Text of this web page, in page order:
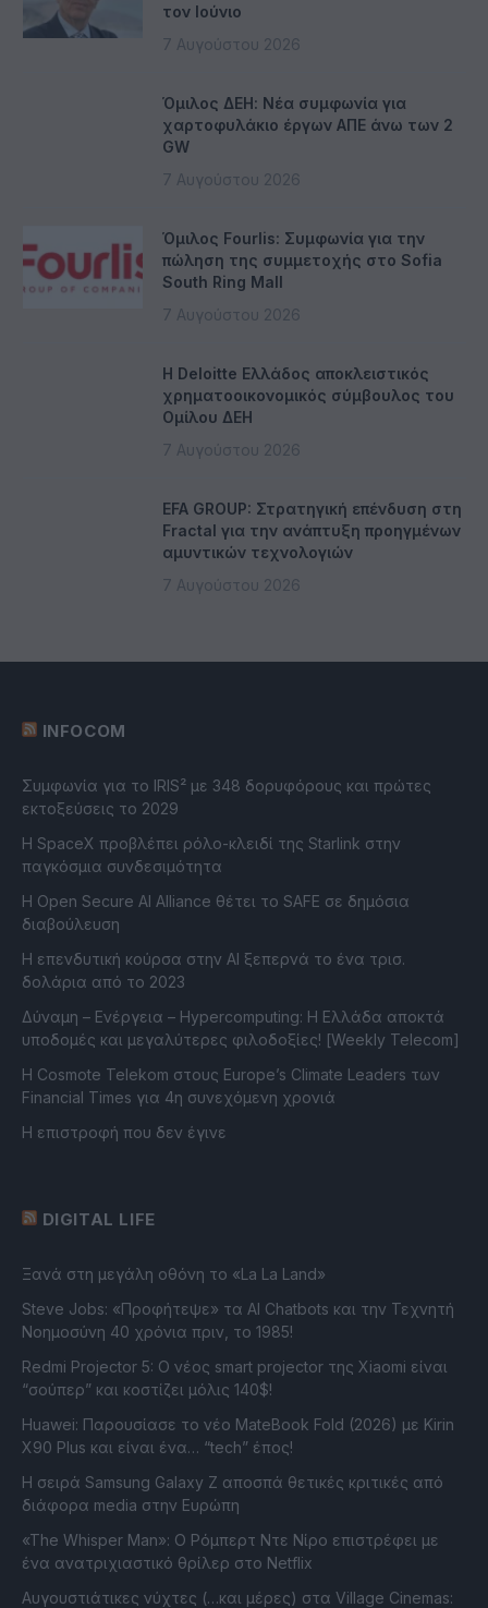
τον Ιούνιο
7 Αυγούστου 2026
Όμιλος ΔΕΗ: Νέα συμφωνία για
χαρτοφυλάκιο έργων ΑΠΕ άνω των 2
GW
7 Αυγούστου 2026
Όμιλος Fourlis: Συμφωνία για την
πώληση της συμμετοχής στο Sofia
South Ring Mall
7 Αυγούστου 2026
Η Deloitte Ελλάδος αποκλειστικός
χρηματοοικονομικός σύμβουλος του
Ομίλου ΔΕΗ
7 Αυγούστου 2026
EFA GROUP: Στρατηγική επένδυση στη
Fractal για την ανάπτυξη προηγμένων
αμυντικών τεχνολογιών
7 Αυγούστου 2026
INFOCOM
Συμφωνία για το IRIS² με 348 δορυφόρους και πρώτες
εκτοξεύσεις το 2029
Η SpaceX προβλέπει ρόλο-κλειδί της Starlink στην
παγκόσμια συνδεσιμότητα
Η Open Secure AI Alliance θέτει το SAFE σε δημόσια
διαβούλευση
Η επενδυτική κούρσα στην AI ξεπερνά το ένα τρισ.
δολάρια από το 2023
Δύναμη – Ενέργεια – Ηypercomputing: Η Ελλάδα αποκτά
υποδομές και μεγαλύτερες φιλοδοξίες! [Weekly Telecom]
Η Cosmote Telekom στους Europe’s Climate Leaders των
Financial Times για 4η συνεχόμενη χρονιά
Η επιστροφή που δεν έγινε
DIGITAL LIFE
Ξανά στη μεγάλη οθόνη το «La La Land»
Steve Jobs: «Προφήτεψε» τα AI Chatbots και την Τεχνητή
Νοημοσύνη 40 χρόνια πριν, το 1985!
Redmi Projector 5: Ο νέος smart projector της Xiaomi είναι
“σούπερ” και κοστίζει μόλις 140$!
Huawei: Παρουσίασε το νέο MateBook Fold (2026) με Kirin
X90 Plus και είναι ένα… “tech” έπος!
Η σειρά Samsung Galaxy Z αποσπά θετικές κριτικές από
διάφορα media στην Ευρώπη
«The Whisper Man»: Ο Ρόμπερτ Ντε Νίρο επιστρέφει με
ένα ανατριχιαστικό θρίλερ στο Netflix
Αυγουστιάτικες νύχτες (…και μέρες) στα Village Cinemas: